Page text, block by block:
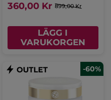
360,00 Kr 899,00 Kr
LÄGG I
VARUKORGEN
-60%